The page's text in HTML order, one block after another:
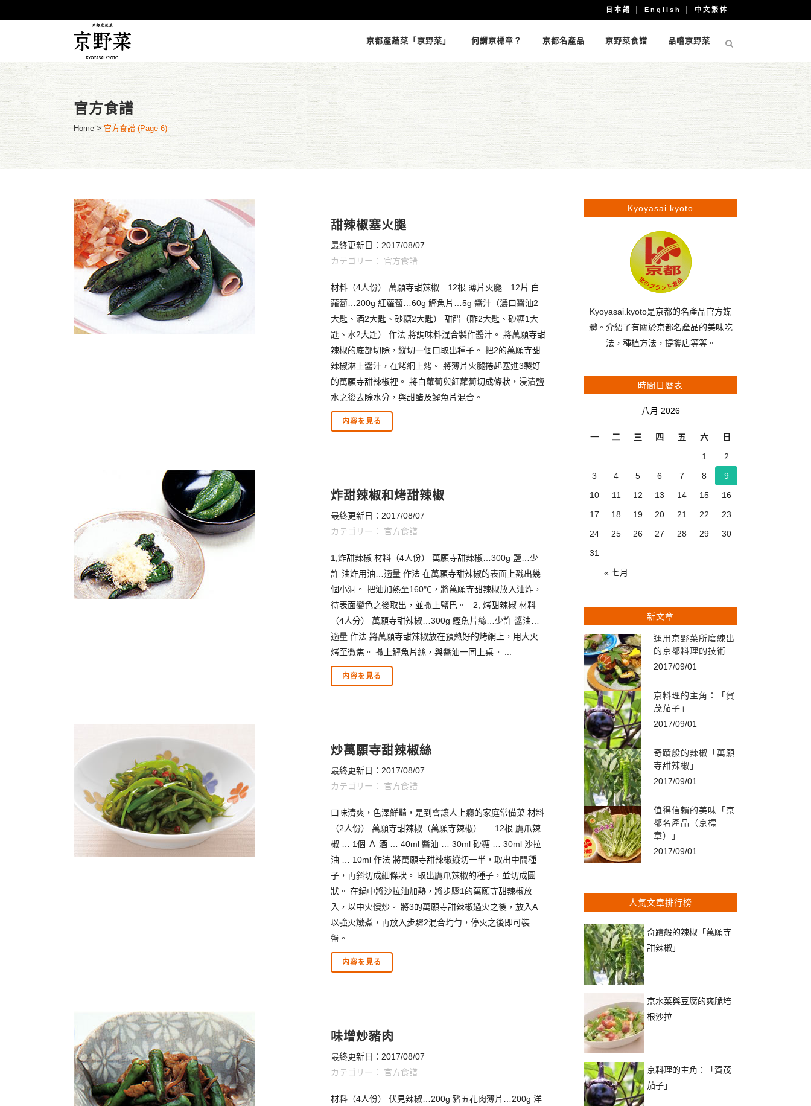
日本語 English 中文繁体
京都產蔬菜「京野菜」 何謂京標章？ 京都名產品 京野菜食譜 品嚐京野菜
官方食譜
Home > 官方食譜 (Page 6)
甜辣椒塞火腿
最終更新日：2017/08/07
カテゴリー： 官方食譜
材料（4人份） 萬願寺甜辣椒…12根 薄片火腿…12片 白
蘿蔔…200g 紅蘿蔔…60g 鰹魚片…5g 醬汁（濃口醤油2
大匙、酒2大匙、砂糖2大匙） 甜醋（酢2大匙、砂糖1大
匙、水2大匙） 作法 將調味料混合製作醬汁。 將萬願寺甜
辣椒的底部切除，縱切一個口取出種子。 把2的萬願寺甜
辣椒淋上醬汁，在烤網上烤。 將薄片火腿捲起塞進3製好
的萬願寺甜辣椒裡。 將白蘿蔔與紅蘿蔔切成條狀，浸漬鹽
水之後去除水分，與甜醋及鰹魚片混合。 ...
内容を見る
炸甜辣椒和烤甜辣椒
最終更新日：2017/08/07
カテゴリー： 官方食譜
1,炸甜辣椒 材料（4人份） 萬願寺甜辣椒…300g 鹽…少
許 油炸用油…適量 作法 在萬願寺甜辣椒的表面上戳出幾
個小洞。 把油加熱至160℃，將萬願寺甜辣椒放入油炸，
待表面變色之後取出，並撒上鹽巴。 2, 烤甜辣椒 材料
（4人分） 萬願寺甜辣椒…300g 鰹魚片絲…少許 醬油…
適量 作法 將萬願寺甜辣椒放在預熱好的烤網上，用大火
烤至微焦。 撒上鰹魚片絲，與醬油一同上桌。 ...
内容を見る
炒萬願寺甜辣椒絲
最終更新日：2017/08/07
カテゴリー： 官方食譜
口味清爽，色澤鮮豔，是到會讓人上癮的家庭常備菜 材料
（2人份） 萬願寺甜辣椒（萬願寺辣椒） … 12根 鷹爪辣
椒 … 1個 Ａ 酒 … 40ml 醬油 … 30ml 砂糖 … 30ml 沙拉
油 … 10ml 作法 將萬願寺甜辣椒縱切一半，取出中間種
子，再斜切成細條狀。 取出鷹爪辣椒的種子，並切成圓
狀。 在鍋中將沙拉油加熱，將步驟1的萬願寺甜辣椒放
入，以中火慢炒。 將3的萬願寺甜辣椒過火之後，放入A
以強火燉煮，再放入步驟2混合均勻，停火之後即可裝
盤。 ...
内容を見る
味增炒豬肉
最終更新日：2017/08/07
カテゴリー： 官方食譜
材料（4人份） 伏見辣椒…200g 豬五花肉薄片…200g 洋
Kyoyasai.kyoto
Kyoyasai.kyoto是京都的名產品官方媒
體。介紹了有關於京都名產品的美味吃
法，種植方法，提攜店等等。
時間日曆表
八月 2026
一 二 三 四 五 六 日
« 七月
1
2
3
4 5 6 7 8
9
10
11 12 13 14 15
16
17
18 19 20 21 22
23
24
25 26 27 28 29
30
31
新文章
運用京野菜所磨練出
的京都料理的技術
2017/09/01
京料理的主角：「賀
茂茄子」
2017/09/01
奇蹟般的辣椒「萬願
寺甜辣椒」
2017/09/01
值得信賴的美味「京
都名產品（京標
章）」
2017/09/01
人氣文章排行榜
奇蹟般的辣椒「萬願寺
甜辣椒」
京水菜與豆腐的爽脆培
根沙拉
京料理的主角：「賀茂
茄子」